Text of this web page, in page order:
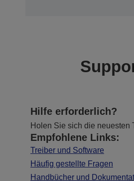
Hilfe erforderlich?
Holen Sie sich die neuesten
Empfohlene Links:
Treiber und Software
Häufig gestellte Fragen
Handbücher und